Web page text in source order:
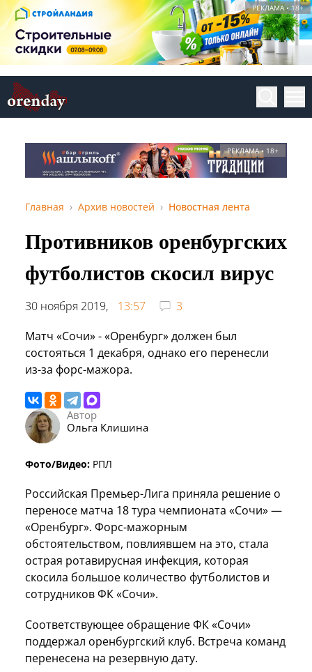
РЕКЛАМА • 18+
РЕКЛАМА • 18+
Главная Архив новостей Новостная лента
Противников оренбургских
футболистов скосил вирус
30 ноября 2019, 13:57
3
Матч «Сочи» - «Оренбург» должен был
состояться 1 декабря, однако его перенесли
из-за форс-мажора.
Автор
Ольга Клишина
Фото/Видео: РПЛ
Российская Премьер-Лига приняла решение о
переносе матча 18 тура чемпионата «Сочи» —
«Оренбург». Форс-мажорным
обстоятельством, повлиявшем на это, стала
острая ротавирусная инфекция, которая
скосила большое количество футболистов и
сотрудников ФК «Сочи».
Соответствующее обращение ФК «Сочи»
поддержал оренбургский клуб. Встреча команд
перенесена на резервную дату.